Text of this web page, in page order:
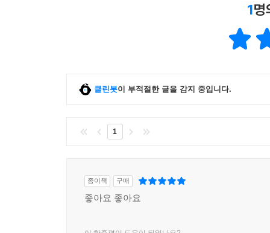
것보다 좀 더 많은 배당금을 15.4%만 적용받고
이전할 수 있다. 따라서 절세 측면에서만 보면 지
되어 있으면 안정적 사업 운영에 방해가 될 수 있
인세도 줄어들지 않는다. 그렇다면 법인이 돈을
수입배당금 익금불산입 규정을 적용하는 것이다.
해할 필요가 있다. 투자자들은 왜 스타트업에 투
적으로 성장시키기 위해 투자 유치는 한 번으로
1명
클린봇이 부적절한 글을 감지 중입니다.
1
종이책 구매
좋아요 좋아요